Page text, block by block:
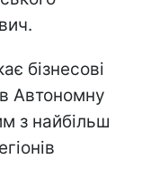
бізнесові
Автономну
з найбільш